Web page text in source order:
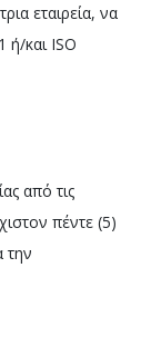
εταιρεία, να
ή/και ISO
από τις
πέντε (5)
την